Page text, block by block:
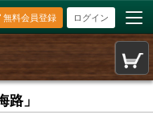
ログイン
無料会員登録
路」